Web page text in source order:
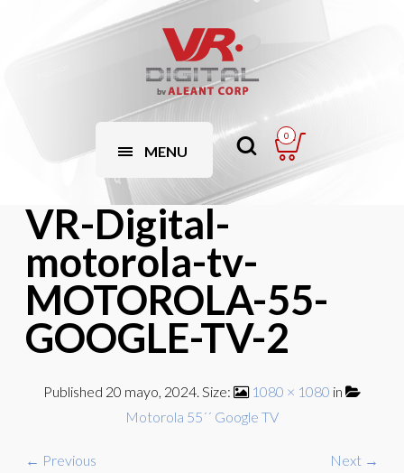
MENU
0
VR-Digital-
motorola-tv-
MOTOROLA-55-
GOOGLE-TV-2
Published 20 mayo, 2024. Size: 1080 × 1080 in
Motorola 55´´ Google TV
← Previous Next →